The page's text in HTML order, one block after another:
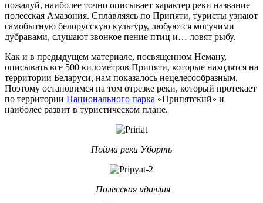
пожалуй, наиболее точно описывает характер реки название
полесская Амазония. Сплавляясь по Припяти, туристы узнают
самобытную белорусскую культуру, любуются могучими
дубравами, слушают звонкое пение птиц и… ловят рыбу.
Как и в предыдущем материале, посвященном Неману,
описывать все 500 километров Припяти, которые находятся на
территории Беларуси, нам показалось нецелесообразным.
Поэтому остановимся на том отрезке реки, который протекает
по территории Национального парка «Припятский» и
наиболее развит в туристическом плане.
Пойма реки Уборть
Полесская идиллия